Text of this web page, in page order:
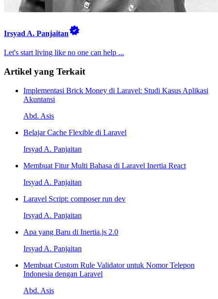
Irsyad A. Panjaitan
Let's start living like no one can help ...
Artikel yang Terkait
Implementasi Brick Money di Laravel: Studi Kasus Aplikasi
Akuntansi
Abd. Asis
Belajar Cache Flexible di Laravel
Irsyad A. Panjaitan
Membuat Fitur Multi Bahasa di Laravel Inertia React
Irsyad A. Panjaitan
Laravel Script: composer run dev
Irsyad A. Panjaitan
Apa yang Baru di Inertia.js 2.0
Irsyad A. Panjaitan
Membuat Custom Rule Validator untuk Nomor Telepon
Indonesia dengan Laravel
Abd. Asis